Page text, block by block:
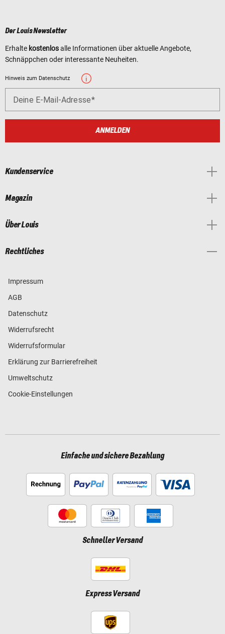
Der Louis Newsletter
Erhalte kostenlosalle Informationen über aktuelle Angebote,
Schnäppchen oder interessante Neuheiten.
Hinweis zum Datenschutz
Deine E-Mail-Adresse
ANMELDEN
Kundenservice
Magazin
Über Louis
Rechtliches
Impressum
AGB
Datenschutz
Widerrufsrecht
Widerrufsformular
Erklärung zur Barrierefreiheit
Umweltschutz
Cookie-Einstellungen
Einfache und sichere Bezahlung
Schneller Versand
Express Versand